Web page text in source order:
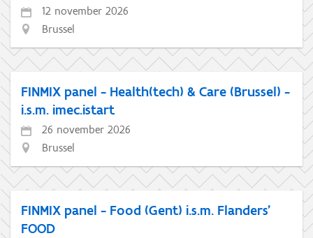
12 november 2026
Brussel
FINMIX panel - Health(tech) & Care (Brussel) -
i.s.m. imec.istart
26 november 2026
Brussel
FINMIX panel - Food (Gent) i.s.m. Flanders'
FOOD